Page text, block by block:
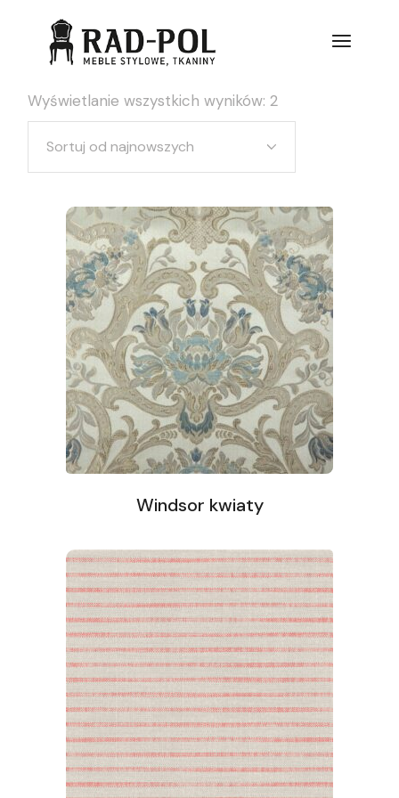
Wyświetlanie wszystkich wyników: 2
Sortuj od najnowszych
Windsor kwiaty